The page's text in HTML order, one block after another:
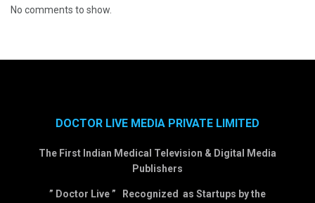
No comments to show.
DOCTOR LIVE MEDIA PRIVATE LIMITED
The First Indian Medical Television & Digital Media
Publishers
” Doctor Live ” Recognized as Startups by the